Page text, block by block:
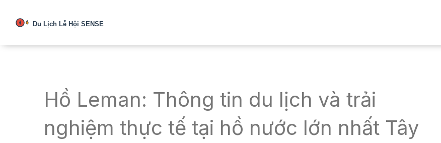
Hồ Leman: Thông tin du lịch và trải
nghiệm thực tế tại hồ nước lớn nhất Tây